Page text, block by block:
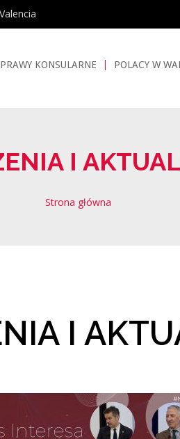
KONSULARNE POLACY W
I
Strona główna
I